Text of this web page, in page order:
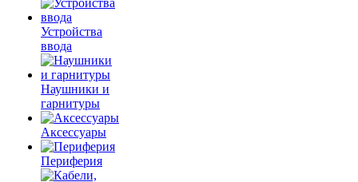
Устройства
ввода
Наушники и
гарнитуры
Аксессуары
Периферия